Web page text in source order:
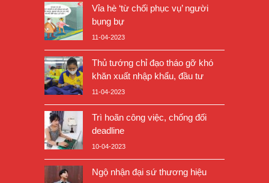
Vỉa hè ‘từ chối phục vụ’ người
bụng bự
11-04-2023
Thủ tướng chỉ đạo tháo gỡ khó
khăn xuất nhập khẩu, đầu tư
11-04-2023
Trì hoãn công việc, chống đối
deadline
10-04-2023
Ngộ nhận đại sứ thương hiệu